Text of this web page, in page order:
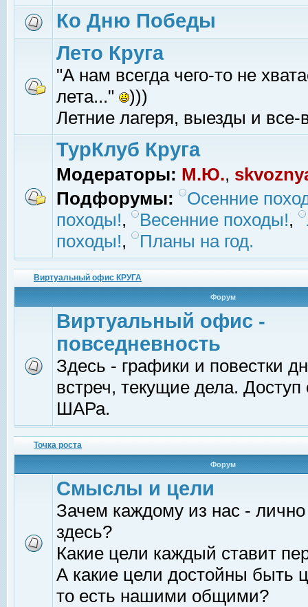
Ко Дню Победы
Лето Круга
"А нам всегда чего-то не
лета..."
)))
Летние лагеря, выезды и все-
ТурКлуб Круга
Модераторы: М.Ю.,
Подфорумы:
Осенние
походы!, Весенние походы!,
походы!, Планы на год.
Виртуальный офис КРУГА
Форум
Виртуальный офис -
повседневность
Здесь - графики и повестки
встреч, текущие дела.
ШАРа.
Точка роста
Форум
Смыслы и цели
Зачем каждому из нас -
здесь?
Какие цели каждый ставит
А какие цели достойны быть
то есть нашими общими?